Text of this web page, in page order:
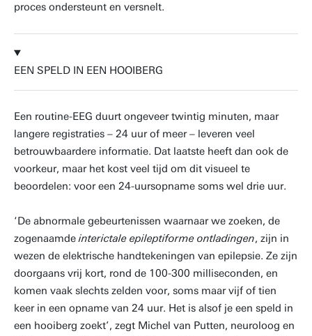
proces ondersteunt en versnelt.
EEN SPELD IN EEN HOOIBERG
Een routine-EEG duurt ongeveer twintig minuten, maar
langere registraties – 24 uur of meer – leveren veel
betrouwbaardere informatie. Dat laatste heeft dan ook de
voorkeur, maar het kost veel tijd om dit visueel te
beoordelen: voor een 24-uursopname soms wel drie uur.
‘De abnormale gebeurtenissen waarnaar we zoeken, de
zogenaamdeinterictale epileptiforme ontladingen, zijn in
wezen de elektrische handtekeningen van epilepsie. Ze zijn
doorgaans vrij kort, rond de 100-300 milliseconden, en
komen vaak slechts zelden voor, soms maar vijf of tien
keer in een opname van 24 uur. Het is alsof je een speld in
een hooiberg zoekt’, zegt Michel van Putten, neuroloog en